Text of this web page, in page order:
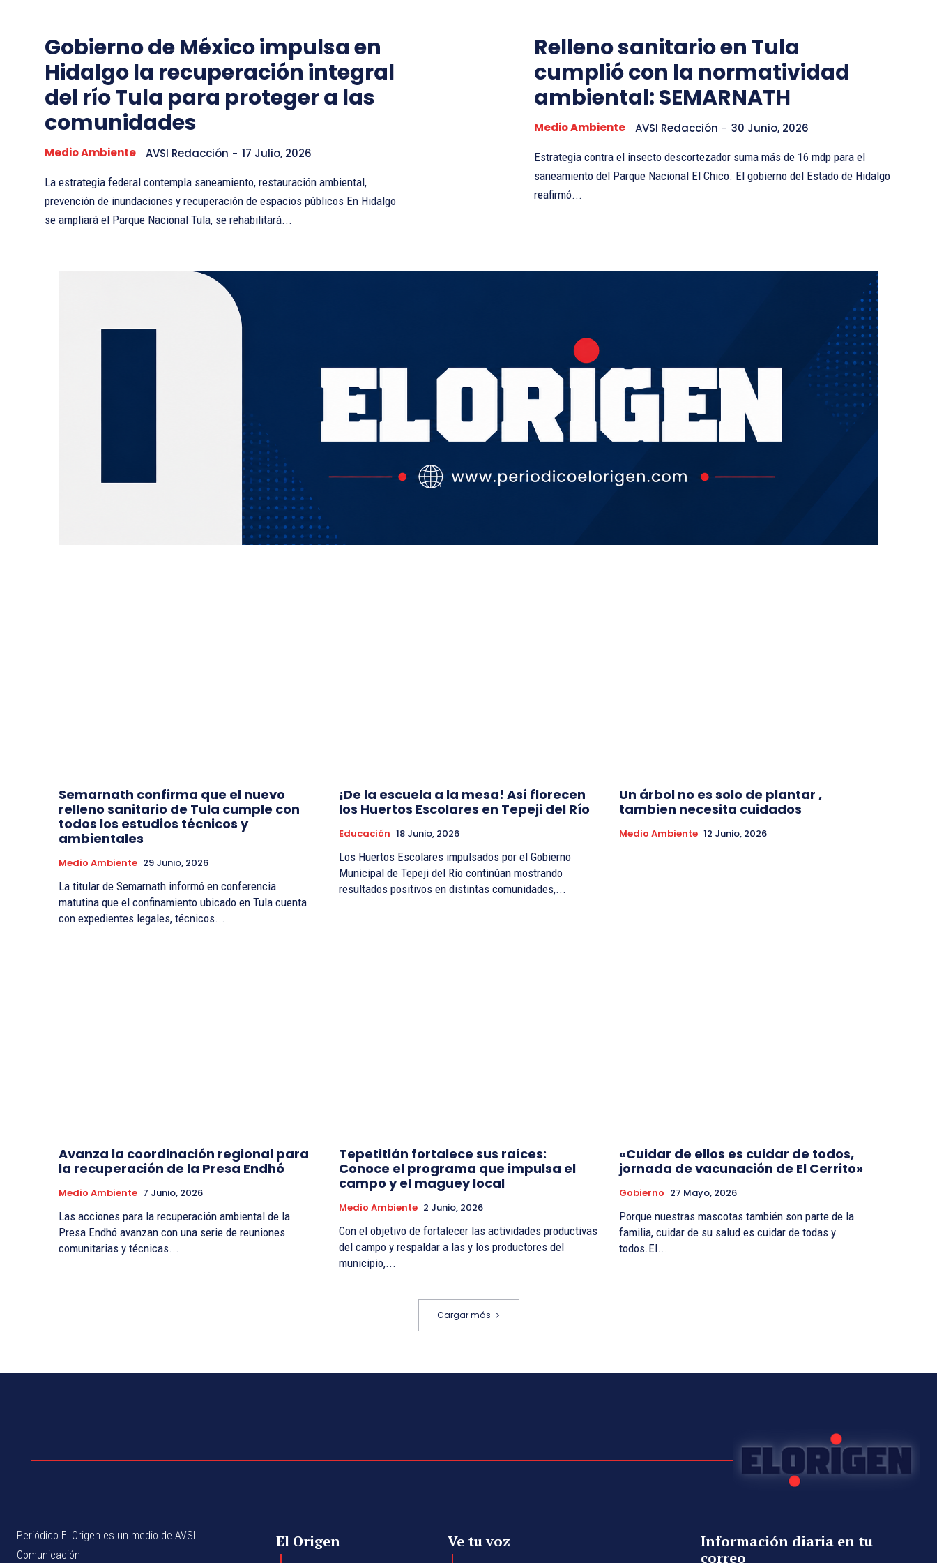
Gobierno de México impulsa en
Hidalgo la recuperación integral
del río Tula para proteger a las
comunidades
Medio Ambiente AVSI Redacción - 17 Julio, 2026
La estrategia federal contempla saneamiento, restauración ambiental,
prevención de inundaciones y recuperación de espacios públicos En Hidalgo
se ampliará el Parque Nacional Tula, se rehabilitará...
Relleno sanitario en Tula
cumplió con la normatividad
ambiental: SEMARNATH
Medio Ambiente AVSI Redacción - 30 Junio, 2026
Estrategia contra el insecto descortezador suma más de 16 mdp para el
saneamiento del Parque Nacional El Chico. El gobierno del Estado de Hidalgo
reafirmó...
Semarnath confirma que el nuevo
relleno sanitario de Tula cumple con
todos los estudios técnicos y
ambientales
Medio Ambiente 29 Junio, 2026
La titular de Semarnath informó en conferencia
matutina que el confinamiento ubicado en Tula cuenta
con expedientes legales, técnicos...
¡De la escuela a la mesa! Así florecen
los Huertos Escolares en Tepeji del Río
Educación 18 Junio, 2026
Los Huertos Escolares impulsados por el Gobierno
Municipal de Tepeji del Río continúan mostrando
resultados positivos en distintas comunidades,...
Un árbol no es solo de plantar ,
tambien necesita cuidados
Medio Ambiente 12 Junio, 2026
Avanza la coordinación regional para
la recuperación de la Presa Endhó
Medio Ambiente 7 Junio, 2026
Las acciones para la recuperación ambiental de la
Presa Endhó avanzan con una serie de reuniones
comunitarias y técnicas...
Tepetitlán fortalece sus raíces:
Conoce el programa que impulsa el
campo y el maguey local
Medio Ambiente 2 Junio, 2026
Con el objetivo de fortalecer las actividades productivas
del campo y respaldar a las y los productores del
municipio,...
«Cuidar de ellos es cuidar de todos,
jornada de vacunación de El Cerrito»
Gobierno 27 Mayo, 2026
Porque nuestras mascotas también son parte de la
familia, cuidar de su salud es cuidar de todas y
todos.El...
Cargar más
Periódico El Origen es un medio de AVSI
Comunicación
El Origen Ve tu voz
Información diaria en tu
correo